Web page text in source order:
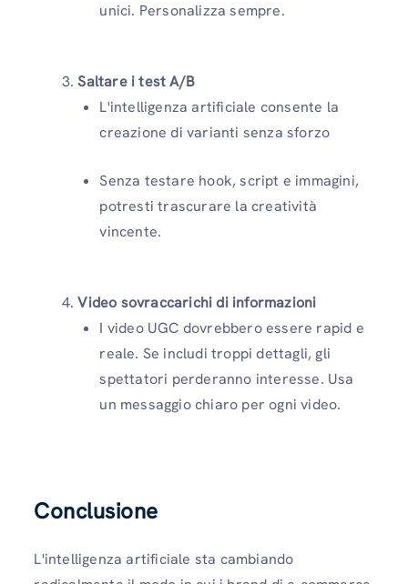
unici. Personalizza sempre.
Saltare i test A/B
L'intelligenza artificiale consente la
creazione di varianti senza sforzo
Senza testare hook, script e immagini,
potresti trascurare la creatività
vincente.
Video sovraccarichi di informazioni
I video UGC dovrebbero essere rapid e
reale. Se includi troppi dettagli, gli
spettatori perderanno interesse. Usa
un messaggio chiaro per ogni video.
Conclusione
L'intelligenza artificiale sta cambiando